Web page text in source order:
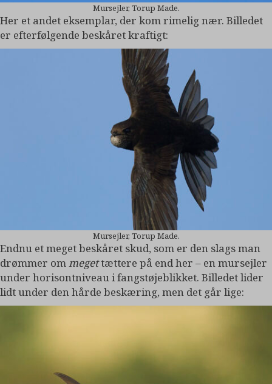
Mursejler, Torup Made.
Her et andet eksemplar, der kom rimelig nær. Billedet
er efterfølgende beskåret kraftigt:
Mursejler, Torup Made.
Endnu et meget beskåret skud, som er den slags man
drømmer ommegettættere på end her – en mursejler
under horisontniveau i fangstøjeblikket. Billedet lider
lidt under den hårde beskæring, men det går lige: